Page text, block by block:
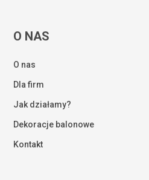
O NAS
O nas
Dla firm
Jak działamy?
Dekoracje balonowe
Kontakt